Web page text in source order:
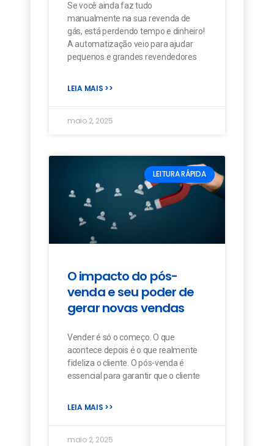
Se você ainda faz tudo
manualmente na sua revenda de
gás, está perdendo tempo e dinheiro!
A automatização veio para ajudar
pequenos e grandes revendedores
LEIA MAIS >>
maio 2, 2025
LEITURA RÁPIDA
O impacto do pós-
venda e seu poder de
gerar novas vendas
Vender é só o começo. O que
acontece depois é o que realmente
fideliza o cliente. O pós-venda é
essencial para garantir que o cliente
LEIA MAIS >>
maio 2, 2025